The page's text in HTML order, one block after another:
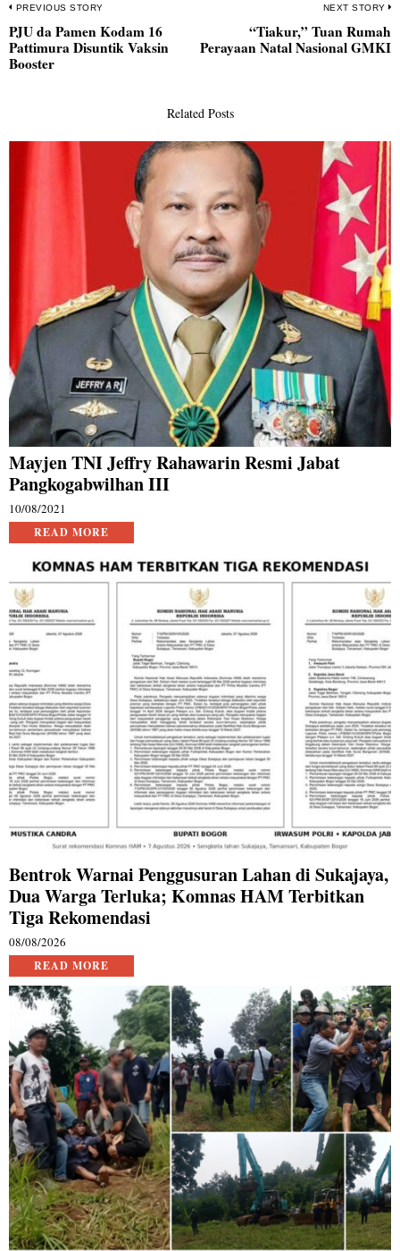
Navigasi
pos
PREVIOUS STORY
Previous
post:
PJU da Pamen Kodam 16
Pattimura Disuntik Vaksin
Booster
NEXT STORY
“Tiakur,” Tuan Rumah
Perayaan Natal Nasional GMKI
Related Posts
Mayjen TNI Jeffry Rahawarin Resmi Jabat
Pangkogabwilhan III
10/08/2021
READ MORE
Bentrok Warnai Penggusuran Lahan di Sukajaya,
Dua Warga Terluka; Komnas HAM Terbitkan
Tiga Rekomendasi
08/08/2026
READ MORE